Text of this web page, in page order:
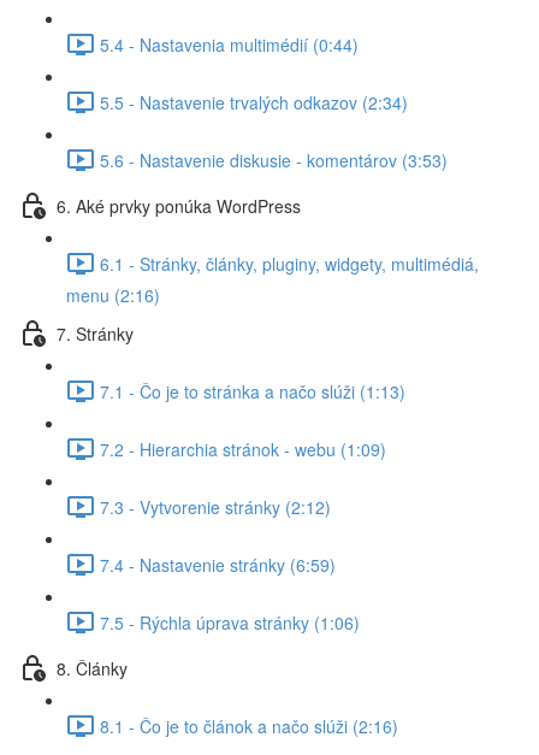
5.4 - Nastavenia multimédií (0:44)
5.5 - Nastavenie trvalých odkazov (2:34)
5.6 - Nastavenie diskusie - komentárov (3:53)
6. Aké prvky ponúka WordPress
6.1 - Stránky, články, pluginy, widgety, multimédiá,
menu (2:16)
7. Stránky
7.1 - Čo je to stránka a načo slúži (1:13)
7.2 - Hierarchia stránok - webu (1:09)
7.3 - Vytvorenie stránky (2:12)
7.4 - Nastavenie stránky (6:59)
7.5 - Rýchla úprava stránky (1:06)
8. Články
8.1 - Čo je to článok a načo slúži (2:16)